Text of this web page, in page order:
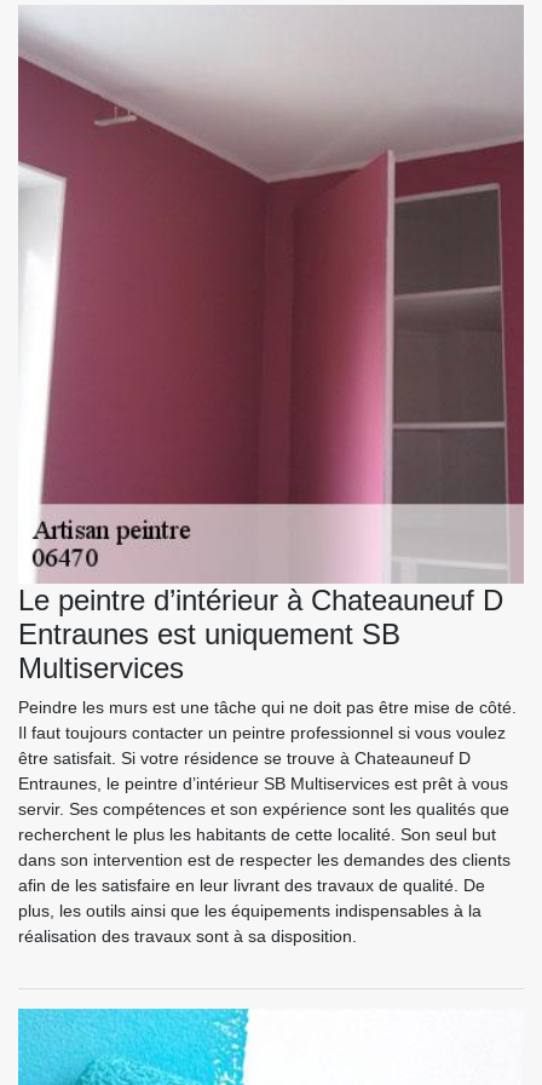
Le peintre d’intérieur à Chateauneuf D
Entraunes est uniquement SB
Multiservices
Peindre les murs est une tâche qui ne doit pas être mise de côté.
Il faut toujours contacter un peintre professionnel si vous voulez
être satisfait. Si votre résidence se trouve à Chateauneuf D
Entraunes, le peintre d’intérieur SB Multiservices est prêt à vous
servir. Ses compétences et son expérience sont les qualités que
recherchent le plus les habitants de cette localité. Son seul but
dans son intervention est de respecter les demandes des clients
afin de les satisfaire en leur livrant des travaux de qualité. De
plus, les outils ainsi que les équipements indispensables à la
réalisation des travaux sont à sa disposition.